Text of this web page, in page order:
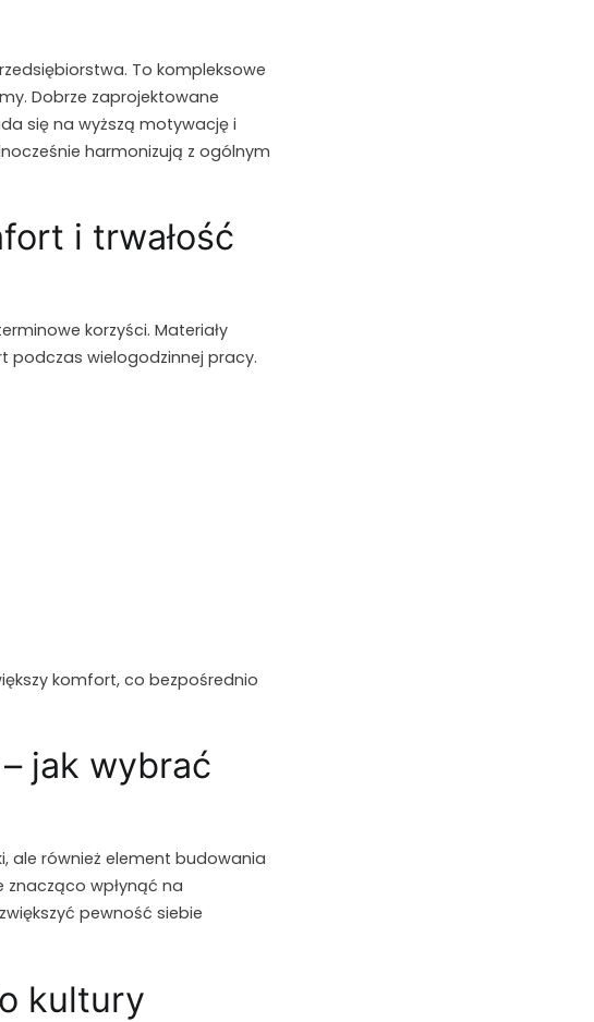
To kompleksowe
Dobrze zaprojektowane
się na wyższą motywację i
harmonizują z ogólnym
i trwałość
korzyści. Materiały
podczas wielogodzinnej pracy.
komfort, co bezpośrednio
jak wybrać
ale również element budowania
znacząco wpłynąć na
pewność siebie
kultury